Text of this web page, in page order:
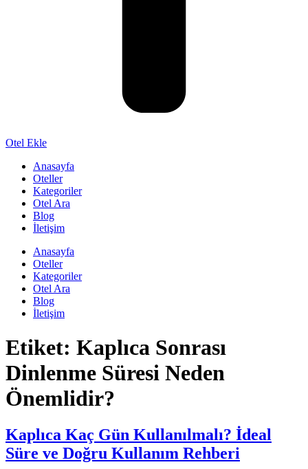
Otel Ekle
Anasayfa
Oteller
Kategoriler
Otel Ara
Blog
İletişim
Anasayfa
Oteller
Kategoriler
Otel Ara
Blog
İletişim
Etiket: Kaplıca Sonrası
Dinlenme Süresi Neden
Önemlidir?
Kaplıca Kaç Gün Kullanılmalı? İdeal
Süre ve Doğru Kullanım Rehberi